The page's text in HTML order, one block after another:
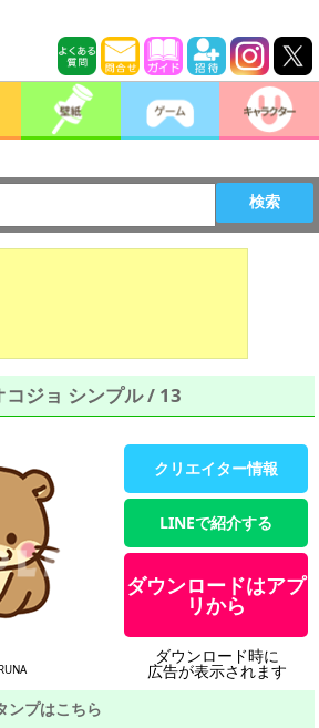
検索
ジョ シンプル / 13
クリエイター情報
LINEで紹介する
ダウンロードはアプ
リから
ダウンロード時に
広告が表示されます
ンプはこちら